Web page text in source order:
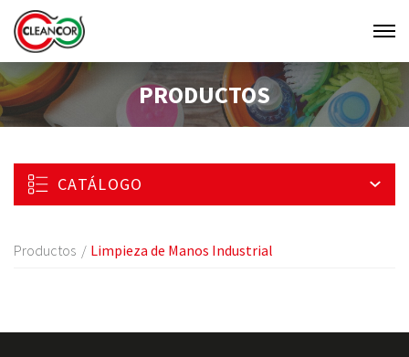
Clean
Cor
PRODUCTOS
CATÁLOGO
Productos Limpieza de Manos Industrial